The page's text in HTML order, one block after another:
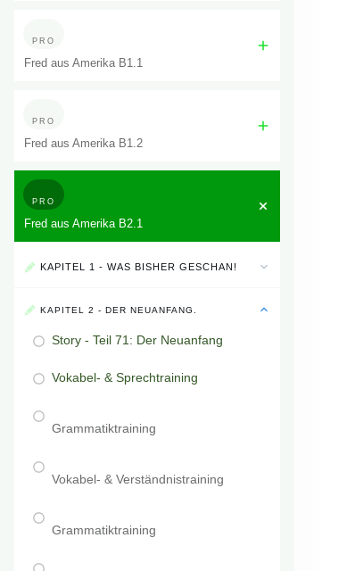
PRO
Fred aus Amerika B1.1
PRO
Fred aus Amerika B1.2
PRO
Fred aus Amerika B2.1
KAPITEL 1 - WAS BISHER GESCHAN!
KAPITEL 2 - DER NEUANFANG.
Story - Teil 71: Der Neuanfang
Vokabel- & Sprechtraining
Grammatiktraining
Vokabel- & Verständnistraining
Grammatiktraining